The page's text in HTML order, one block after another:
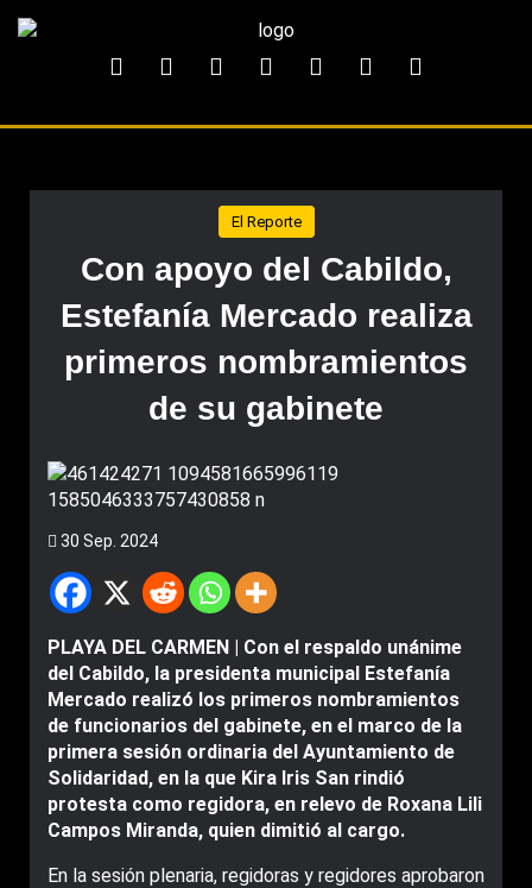
El Reporte
Con apoyo del Cabildo,
Estefanía Mercado realiza
primeros nombramientos
de su gabinete
30 Sep. 2024
PLAYA DEL CARMEN | Con el respaldo unánime
del Cabildo, la presidenta municipal Estefanía
Mercado realizó los primeros nombramientos
de funcionarios del gabinete, en el marco de la
primera sesión ordinaria del Ayuntamiento de
Solidaridad, en la que Kira Iris San rindió
protesta como regidora, en relevo de Roxana Lili
Campos Miranda, quien dimitió al cargo.
En la sesión plenaria, regidoras y regidores aprobaron